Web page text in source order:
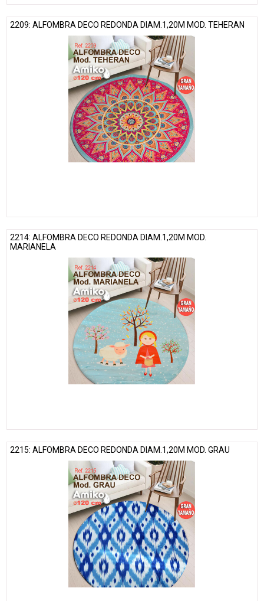
2209: ALFOMBRA DECO REDONDA DIAM.1,20M MOD. TEHERAN
2214: ALFOMBRA DECO REDONDA DIAM.1,20M MOD.
MARIANELA
2215: ALFOMBRA DECO REDONDA DIAM.1,20M MOD. GRAU